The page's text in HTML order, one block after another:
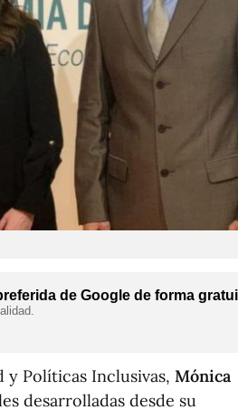
de Google de forma
y Políticas Inclusivas, Mónica
desarrolladas desde su